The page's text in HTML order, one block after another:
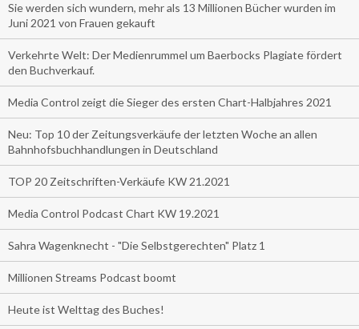
Sie werden sich wundern, mehr als 13 Millionen Bücher wurden im
Juni 2021 von Frauen gekauft
Verkehrte Welt: Der Medienrummel um Baerbocks Plagiate fördert
den Buchverkauf.
Media Control zeigt die Sieger des ersten Chart-Halbjahres 2021
Neu: Top 10 der Zeitungsverkäufe der letzten Woche an allen
Bahnhofsbuchhandlungen in Deutschland
TOP 20 Zeitschriften-Verkäufe KW 21.2021
Media Control Podcast Chart KW 19.2021
Sahra Wagenknecht - "Die Selbstgerechten" Platz 1
Millionen Streams Podcast boomt
Heute ist Welttag des Buches!